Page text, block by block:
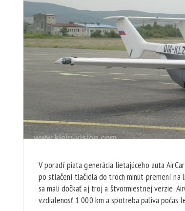
V poradí piata generácia lietajúceho auta
po stlačení tlačidla do troch minút premení na
sa mali dočkať aj troj a štvormiestnej verzie.
vzdialenosť 1 000 km a spotreba paliva počas